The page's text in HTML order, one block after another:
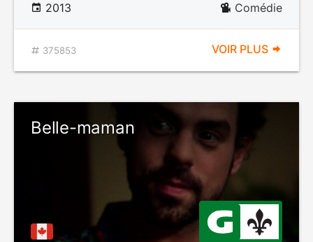
2013 Comédie
375853 VOIR PLUS
Belle-maman